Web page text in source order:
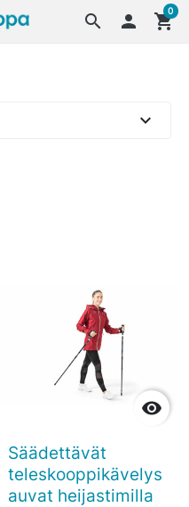
search  shopping_cart
0
expand_more

Säädettävät
teleskooppikävelys
auvat heijastimilla